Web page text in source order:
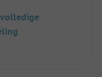
houden. De
de camping